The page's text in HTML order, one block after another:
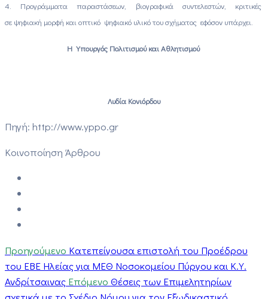
4. Προγράμματα παραστάσεων, βιογραφικά συντελεστών, κριτικές
σε ψηφιακή μορφή και οπτικό ψηφιακό υλικό του σχήματος εφόσον υπάρχει.
Η Υπουργός Πολιτισμού και Αθλητισμού
Λυδία Κονιόρδου
Πηγή: http://www.yppo.gr
Κοινοποίηση Άρθρου
Προηγούμενο Κατεπείγουσα επιστολή του Προέδρου
του ΕΒΕ Ηλείας για ΜΕΘ Νοσοκομείου Πύργου και Κ.Υ.
Ανδρίτσαινας Επόμενο Θέσεις των Επιμελητηρίων